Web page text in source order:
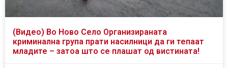
(Видео) Во Ново Село Организираната
криминална група прати насилници да ги тепаат
младите – затоа што се плашат од вистината!